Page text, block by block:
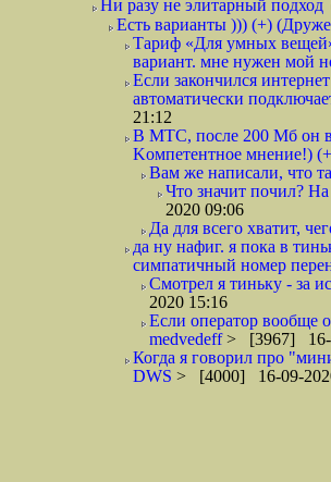
Ни разу не элитарный подход
Есть варианты ))) (+)
Тариф «Для умных
вариант. мне нужен мой
Если закончился
автоматически
21:12
В МТС, после 200 Мб он
Kомпетентное мнение!)
Вам же написали, что
Что значит почил?
2020 09:06
Да для всего хватит,
да ну нафиг. я пока в
симпатичный номер
Смотрел я тиньку - за
2020 15:16
Если оператор вообще
medvedeff> [3967] 16-
Когда я говорил про
DWS > [4000] 16-09-